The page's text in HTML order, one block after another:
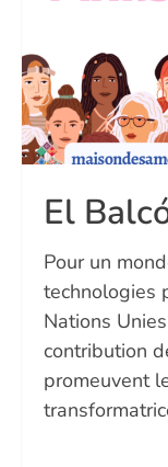
El
Pour un
technologies
Nations
contribution
promeuvent